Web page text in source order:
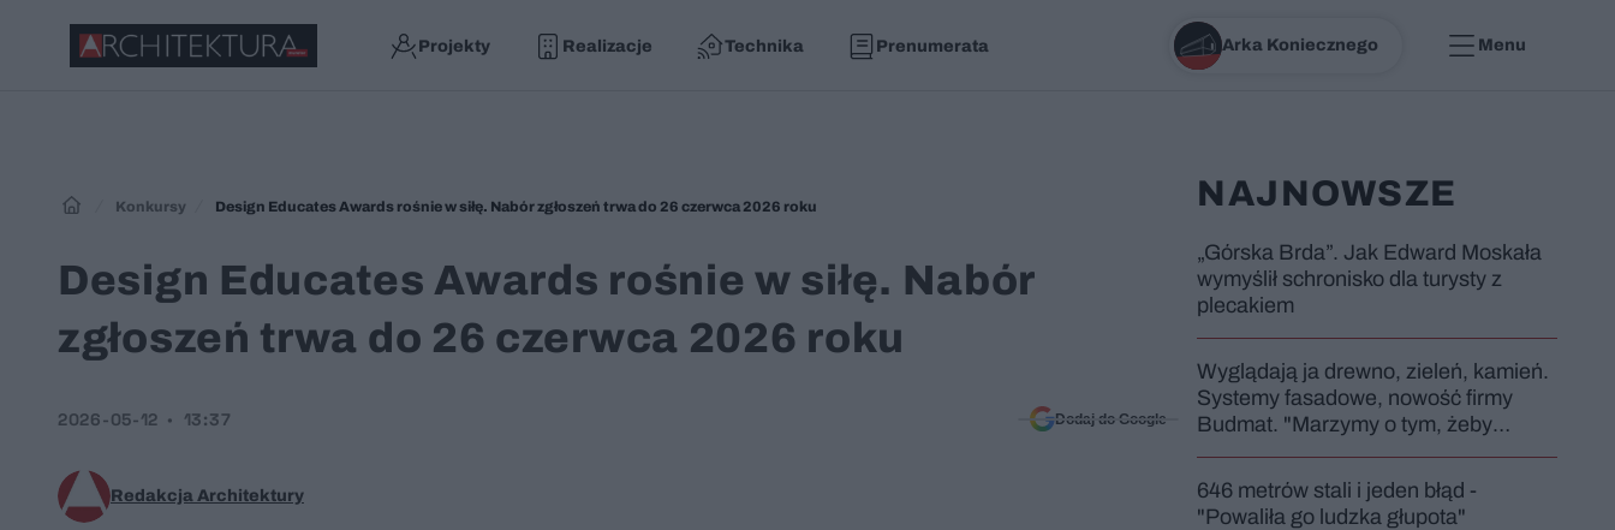
Projekty Realizacje Technika Prenumerata Arka Koniecznego Menu
Konkursy Design Educates Awards rośnie w siłę. Nabór zgłoszeń trwa do 26 czerwca 2026 roku
Design Educates Awards rośnie w siłę. Nabór
zgłoszeń trwa do 26 czerwca 2026 roku
Redakcja Architektury
2026-05-12 13:37 Dodaj do Google
NAJNOWSZE
„Górska Brda”. Jak Edward Moskała
wymyślił schronisko dla turysty z
plecakiem
Wyglądają ja drewno, zieleń, kamień.
Systemy fasadowe, nowość firmy
Budmat. "Marzymy o tym, żeby
jednak odróżnić od sąsiadów"
646 metrów stali i jeden błąd -
"Powaliła go ludzka głupota"